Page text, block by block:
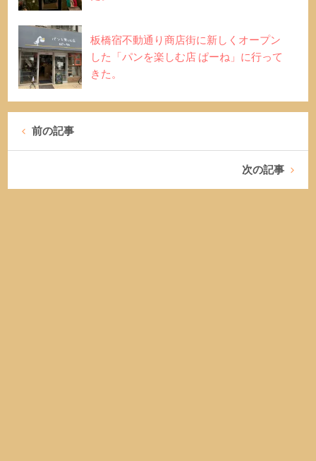
板橋宿不動通り商店街に新しくオープン
した「パンを楽しむ店 ぱーね」に行って
きた。
前の記事
次の記事